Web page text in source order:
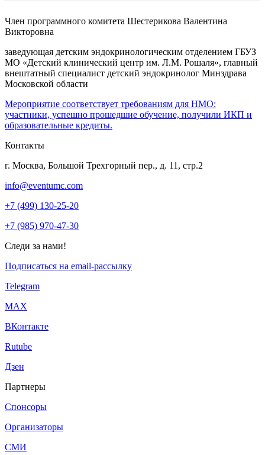
Член программного комитета Шестерикова Валентина
Викторовна
заведующая детским эндокринологическим отделением ГБУЗ
МО «Детский клинический центр им. Л.М. Рошаля», главный
внештатный специалист детский эндокринолог Минздрава
Московской области
Мероприятие соответствует требованиям для НМО:
участники, успешно прошедшие обучение, получили ИКП и
образовательные кредиты.
Контакты
г. Москва, Большой Трехгорный пер., д. 11, стр.2
info@eventumc.com
+7 (499) 130-25-20
+7 (985) 970-47-30
Следи за нами!
Подписаться на email-рассылку
Telegram
МАХ
ВКонтакте
Rutube
Дзен
Партнеры
Спонсоры
Организаторы
СМИ